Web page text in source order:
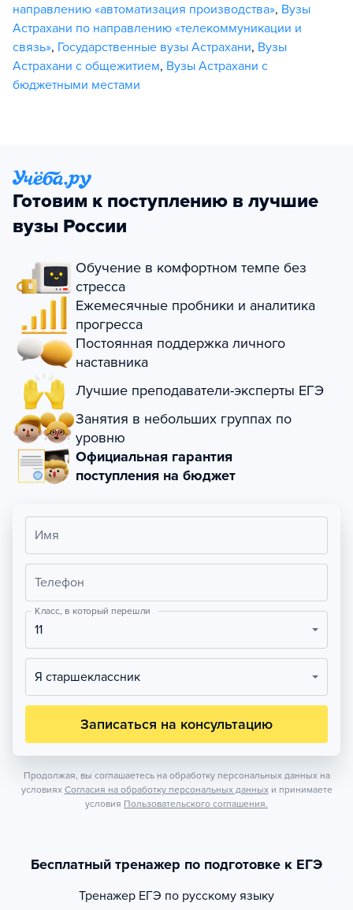
направлению «автоматизация производства», Вузы
Астрахани по направлению «телекоммуникации и
связь», Государственные вузы Астрахани, Вузы
Астрахани с общежитием, Вузы Астрахани с
бюджетными местами
Готовим к поступлению в лучшие
вузы России
Обучение в комфортном темпе без
стресса
Ежемесячные пробники и аналитика
прогресса
Постоянная поддержка личного
наставника
Лучшие преподаватели-эксперты ЕГЭ
Занятия в небольших группах по
уровню
Официальная гарантия
поступления на бюджет
Имя
Телефон
Класс, в который перешли
11
Я старшеклассник
Записаться на консультацию
Продолжая, вы соглашаетесь на обработку персональных данных на
условиях Согласия на обработку персональных данных и принимаете
условия Пользовательского соглашения.
Бесплатный тренажер по подготовке к ЕГЭ
Тренажер ЕГЭ по русскому языку